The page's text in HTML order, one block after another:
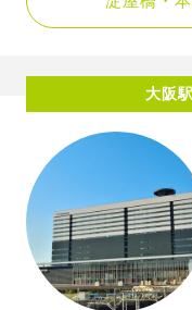
大阪